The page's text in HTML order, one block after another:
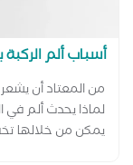
أسباب ألم الركبة
من المعتاد أن
لماذا يحدث ألم في
يمكن من خلالها